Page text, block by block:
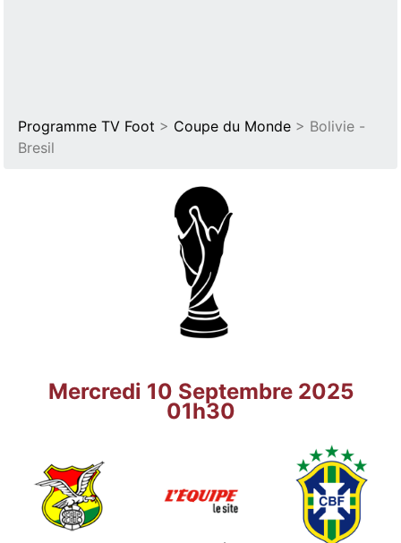
Programme TV Foot > Coupe du Monde > Bolivie -
Bresil
Mercredi 10 Septembre 2025
01h30